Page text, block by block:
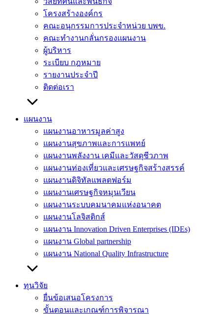
โครงสร้างองค์กร
คณะอนุกรรมการประจำหน่วย บพข.
คณะทำงานกลั่นกรองแผนงาน
ผู้บริหาร
ระเบียบ กฎหมาย
รายงานประจำปี
ติดต่อเรา
แผนงาน
แผนงานอาหารมูลค่าสูง
แผนงานสุขภาพและการแพทย์
แผนงานพลังงาน เคมีและวัสดุชีวภาพ
แผนงานท่องเที่ยวและเศรษฐกิจสร้างสรรค์
แผนงานดิจิทัลแพลตฟอร์ม
แผนงานเศรษฐกิจหมุนเวียน
แผนงานระบบคมนาคมแห่งอนาคต
แผนงานโลจิสติกส์
แผนงาน Innovation Driven Enterprises (IDEs)
แผนงาน Global partnership
แผนงาน National Quality Infrastructure
ทุนวิจัย
ยื่นข้อเสนอโครงการ
ขั้นตอนและเกณฑ์การพิจารณา